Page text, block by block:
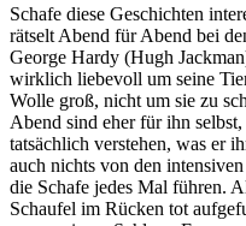
Schafe diese Geschichten
rätselt Abend für Abend bei
George Hardy (Hugh
wirklich liebevoll um seine
Wolle groß, nicht um sie zu
Abend sind eher für ihn
tatsächlich verstehen, was er
auch nichts von den
die Schafe jedes Mal führen.
Schaufel im Rücken tot